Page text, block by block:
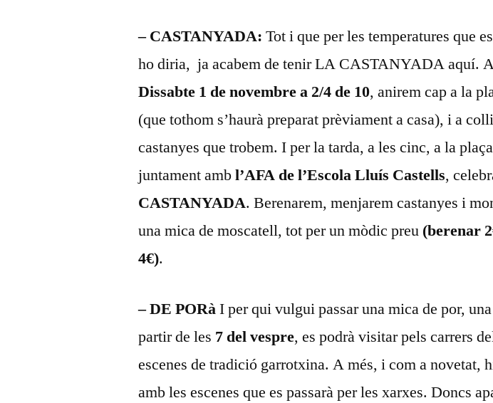
– CASTANYADA: Tot i que per les temperatures que
ho diria, ja acabem de tenir LA CASTANYADA aquí.
Dissabte 1 de novembre a 2/4 de 10, anirem cap a la
(que tothom s’haurà preparat prèviament a casa), i a
castanyes que trobem. I per la tarda, a les cinc, a la
juntament ambl’AFA de l’Escola Lluís Castells,
CASTANYADA. Berenarem, menjarem castanyes i
una mica de moscatell, tot per un mòdic preu (berenar
4€).
– DE PORàI per qui vulgui passar una mica de por,
partir de les 7 del vespre, es podrà visitar pels carrers
escenes de tradició garrotxina. A més, i com a novetat,
amb les escenes que es passarà per les xarxes. Doncs